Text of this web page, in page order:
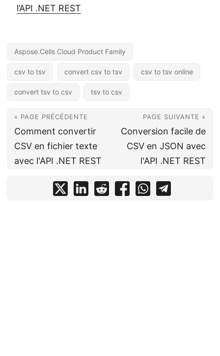
l’API .NET REST
Aspose.Cells Cloud Product Family
csv to tsv convert csv to tsv csv to tsv online
convert tsv to csv tsv to csv
« PAGE PRÉCÉDENTE
Comment convertir
CSV en fichier texte
avec l'API .NET REST
PAGE SUIVANTE »
Conversion facile de
CSV en JSON avec
l'API .NET REST